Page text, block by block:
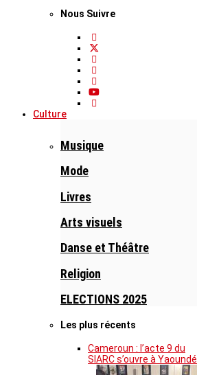
Nous Suivre
Culture
Musique
Mode
Livres
Arts visuels
Danse et Théâtre
Religion
ELECTIONS 2025
Les plus récents
Cameroun : l’acte 9 du
SIARC s’ouvre à Yaoundé